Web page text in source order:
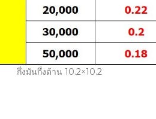
กึ่งมันกึ่งด้าน 10.2×10.2